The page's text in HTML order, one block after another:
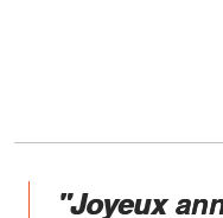
"Joyeux